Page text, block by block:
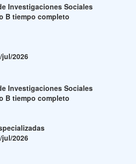
Investigaciones Sociales
B tiempo completo
jul/2026
Investigaciones Sociales
B tiempo completo
jul/2026